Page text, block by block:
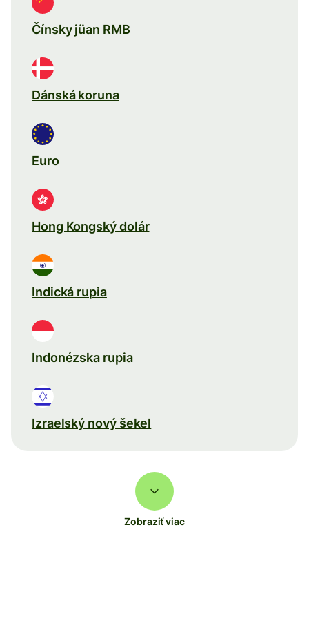
Čínsky jüan RMB
Dánská koruna
Euro
Hong Kongský dolár
Indická rupia
Indonézska rupia
Izraelský nový šekel
Zobraziť viac